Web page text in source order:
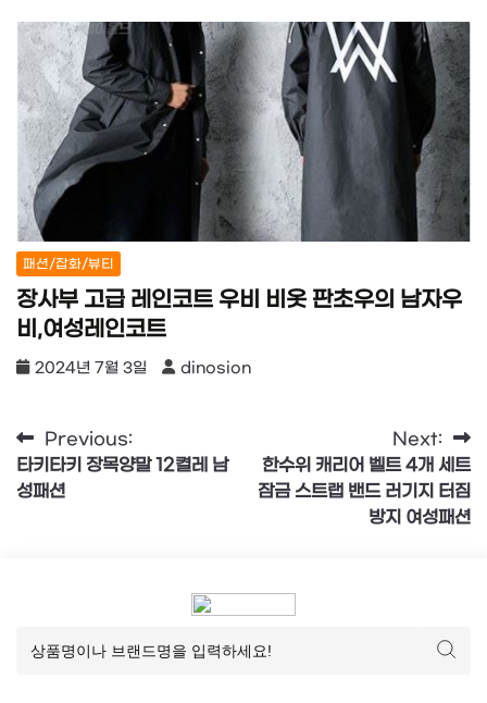
패션/잡화/뷰티
장사부 고급 레인코트 우비 비옷 판초우의 남자우
비,여성레인코트
2024년 7월 3일 dinosion
글
탐
Previous:
타키타키 장목양말 12켤레 남
성패션
Next:
한수위 캐리어 벨트 4개 세트
잠금 스트랩 밴드 러기지 터짐
방지 여성패션